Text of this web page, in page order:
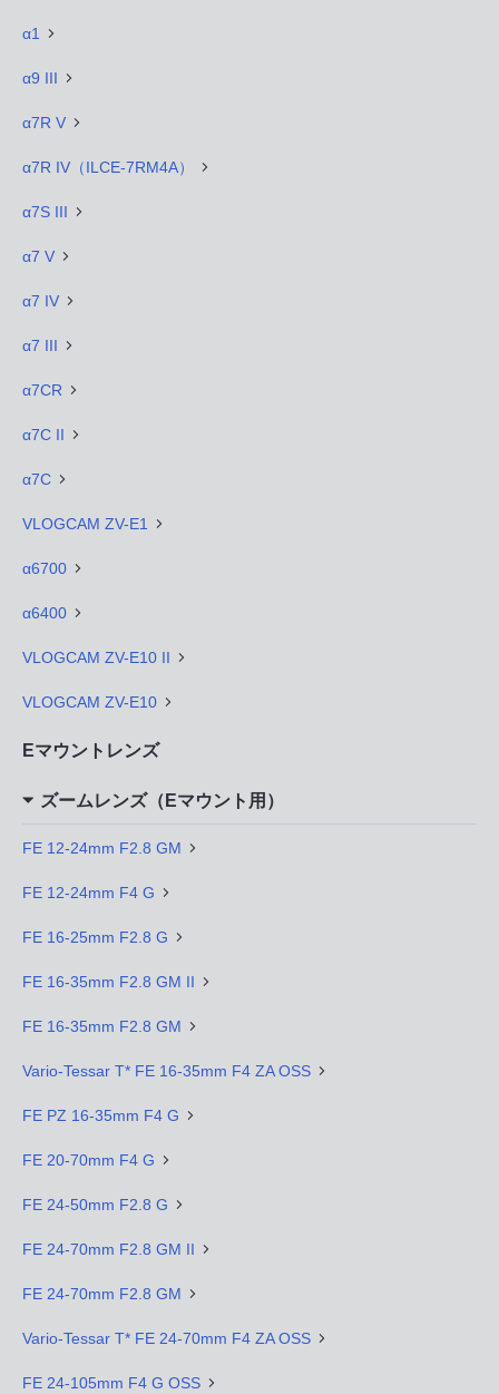
α1
α9 III
α7R V
α7R IV（ILCE-7RM4A）
α7S III
α7 V
α7 IV
α7 III
α7CR
α7C II
α7C
VLOGCAM ZV-E1
α6700
α6400
VLOGCAM ZV-E10 II
VLOGCAM ZV-E10
Eマウントレンズ
ズームレンズ（Eマウント用）
FE 12-24mm F2.8 GM
FE 12-24mm F4 G
FE 16-25mm F2.8 G
FE 16-35mm F2.8 GM II
FE 16-35mm F2.8 GM
Vario-Tessar T* FE 16-35mm F4 ZA OSS
FE PZ 16-35mm F4 G
FE 20-70mm F4 G
FE 24-50mm F2.8 G
FE 24-70mm F2.8 GM II
FE 24-70mm F2.8 GM
Vario-Tessar T* FE 24-70mm F4 ZA OSS
FE 24-105mm F4 G OSS